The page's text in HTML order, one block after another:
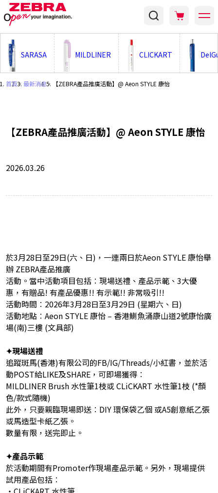
SARASA MILDLINER CLICKART
首頁・ 最新消息・ 【ZEBRA產品推廣活動】@ Aeon STYLE 康怡
【ZEBRA產品推廣活動】@ Aeon STYLE 康怡
2026.03.26
於3月28日至29日(六、日)，一連兩日於Aeon STYLE 康怡舉
辦 ZEBRA產品推廣
活動。當中活動項目包括︰現場送禮、產品示範、3大優
惠，有贈品! 有產品優惠!! 有示範!! 非常吸引!!
活動時間︰2026年3月28日至3月29日 (星期六、日)
活動地點︰Aeon STYLE 康怡 – 香港鰂魚涌康山道2號康怡廣
場(南)三樓 (文具部)
✦現場送禮
追蹤斑馬(香港)有限公司的FB/IG/Threads/小紅書，並於活
動POST給LIKE及SHARE，可即場獲得︰
MILDLINER Brush 水性筆1枝或 CLiCKART 水性筆1枝 (*顏
色/款式隨機)
此外，只要親臨現場即送︰DIY 環保袋乙個 或A5創意紙乙張
或馬造型卡紙乙張。
數量有限，送完即止。
✦產品示範
於活動期間有Promoter作現場產品示範。另外，現場提供
試用產品包括︰